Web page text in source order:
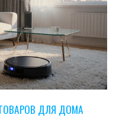
ДЛЯ ДОМА